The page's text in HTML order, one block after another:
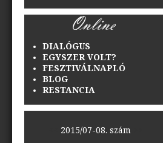
DIALÓGUS
EGYSZER VOLT?
FESZTIVÁLNAPLÓ
BLOG
RESTANCIA
2015/07-08. szám>>